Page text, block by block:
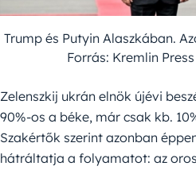
Trump és Putyin Alaszkában.
Forrás: Kremlin
Zelenszkij ukrán elnök újévi
90%-os a béke, már csak kb.
Szakértők szerint azonban
hátráltatja a folyamatot: az